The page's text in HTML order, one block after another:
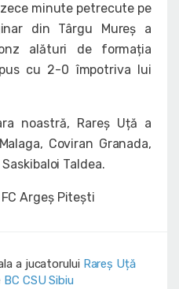
minute petrecute pe
din Târgu Mureș a
alături de formația
cu 2-0 împotriva lui
noastră, Rareș Uță a
Coviran Granada,
Taldea.
Argeș Pitești
a jucatorului Rareș Uță
BC CSU Sibiu